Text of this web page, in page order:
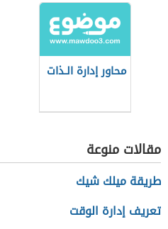
محاور إدارة الـذات
مقالات منوعة
طريقة ميلك شيك
تعريف إدارة الوقت